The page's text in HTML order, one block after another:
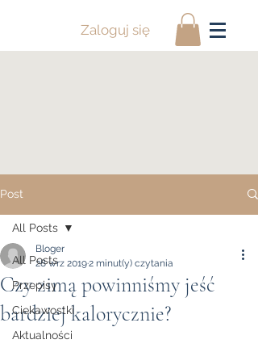
Zaloguj się
Post
All Posts
Przepisy
Ciekawostki
Aktualności
All Posts
Czy zimą powinniśmy jeść
bardziej kalorycznie?
Bloger
28 wrz 20192 minut(y) czytania